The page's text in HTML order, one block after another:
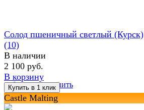
избранное сравнить
Солод пшеничный светлый (Курск)
(10)
В наличии
2 100 руб.
В корзину
Castle Malting